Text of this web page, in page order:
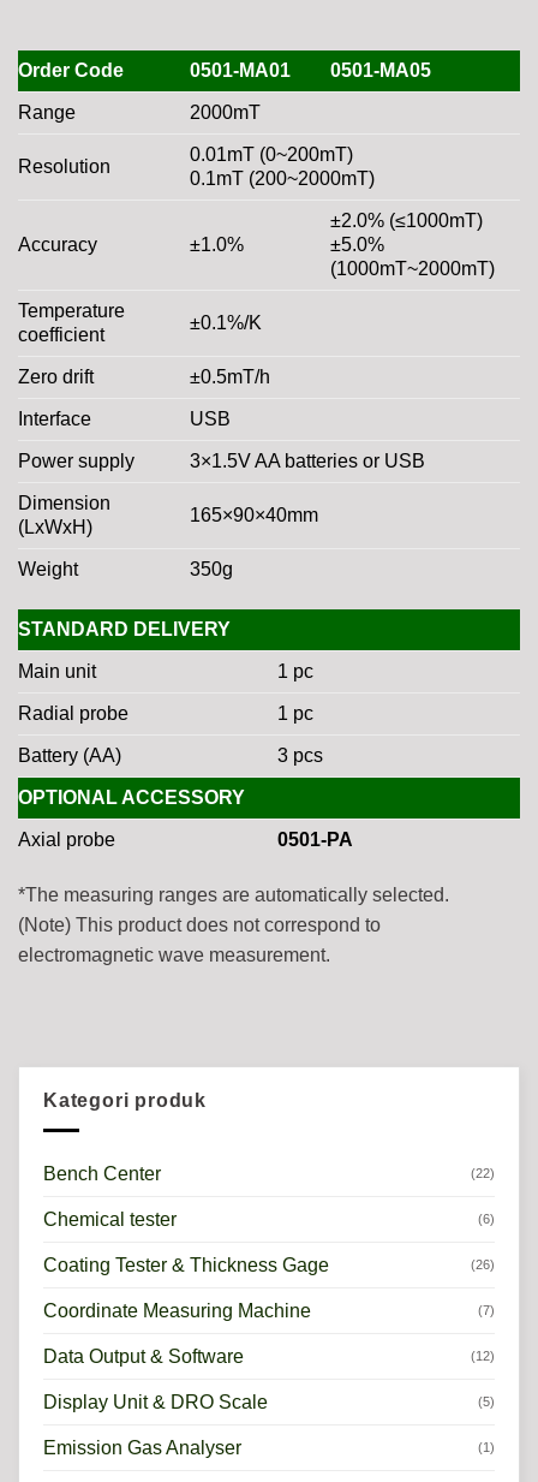
Order Code 0501-MA01 0501-MA05
Range 2000mT
Resolution
0.01mT (0~200mT)
0.1mT (200~2000mT)
Accuracy ±1.0%
±2.0% (≤1000mT)
±5.0%
(1000mT~2000mT)
Temperature
coefficient
±0.1%/K
Zero drift ±0.5mT/h
Interface USB
Power supply 3×1.5V AA batteries or USB
Dimension
(LxWxH)
165×90×40mm
Weight 350g
STANDARD DELIVERY
Main unit 1 pc
Radial probe 1 pc
Battery (AA) 3 pcs
OPTIONAL ACCESSORY
Axial probe 0501-PA
*The measuring ranges are automatically selected.
(Note) This product does not correspond to
electromagnetic wave measurement.
Kategori produk
Bench Center (22)
Chemical tester (6)
Coating Tester & Thickness Gage (26)
Coordinate Measuring Machine (7)
Data Output & Software (12)
Display Unit & DRO Scale (5)
Emission Gas Analyser (1)